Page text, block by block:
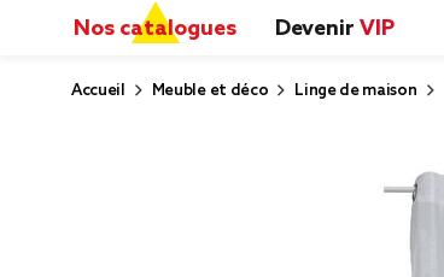
Nos catalogues Devenir VIP
Accueil Meuble et déco Linge de maison